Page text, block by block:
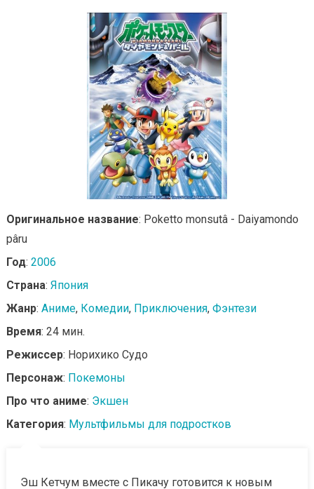
Оригинальное название: Poketto monsutâ - Daiyamondo
pâru
Год: 2006
Страна: Япония
Жанр: Аниме, Комедии, Приключения, Фэнтези
Время: 24 мин.
Режиссер: Норихико Судо
Персонаж: Покемоны
Про что аниме: Экшен
Категория: Мультфильмы для подростков
Эш Кетчум вместе с Пикачу готовится к новым